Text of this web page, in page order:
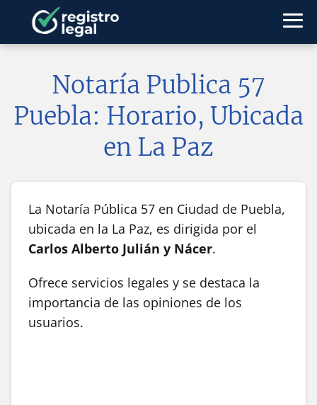
Notaría Publica 57
Puebla: Horario, Ubicada
en La Paz
La Notaría Pública 57 en Ciudad de Puebla,
ubicada en la La Paz, es dirigida por el
Carlos Alberto Julián y Nácer.
Ofrece servicios legales y se destaca la
importancia de las opiniones de los
usuarios.